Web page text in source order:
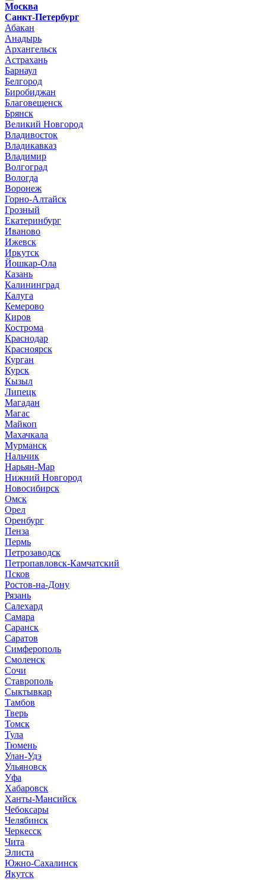
Москва
Санкт-Петербург
Абакан
Анадырь
Архангельск
Астрахань
Барнаул
Белгород
Биробиджан
Благовещенск
Брянск
Великий Новгород
Владивосток
Владикавказ
Владимир
Волгоград
Вологда
Воронеж
Горно-Алтайск
Грозный
Екатеринбург
Иваново
Ижевск
Иркутск
Йошкар-Ола
Казань
Калининград
Калуга
Кемерово
Киров
Кострома
Краснодар
Красноярск
Курган
Курск
Кызыл
Липецк
Магадан
Магас
Майкоп
Махачкала
Мурманск
Нальчик
Нарьян-Мар
Нижний Новгород
Новосибирск
Омск
Орел
Оренбург
Пенза
Пермь
Петрозаводск
Петропавловск-Камчатский
Псков
Ростов-на-Дону
Рязань
Салехард
Самара
Саранск
Саратов
Симферополь
Смоленск
Сочи
Ставрополь
Сыктывкар
Тамбов
Тверь
Томск
Тула
Тюмень
Улан-Удэ
Ульяновск
Уфа
Хабаровск
Ханты-Мансийск
Чебоксары
Челябинск
Черкесск
Чита
Элиста
Южно-Сахалинск
Якутск